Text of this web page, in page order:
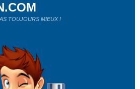
TOUJOURS MIEUX !